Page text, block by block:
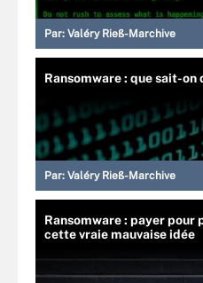
Par: Valéry Rieß-Marchive
Ransomware : que sait-on
Par: Valéry Rieß-Marchive
Ransomware : payer pour
cette vraie mauvaise idée